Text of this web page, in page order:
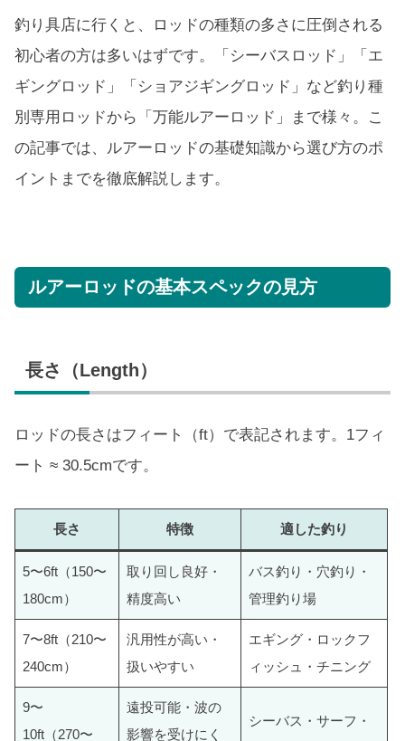
釣り具店に行くと、ロッドの種類の多さに圧倒される
初心者の方は多いはずです。「シーバスロッド」「エ
ギングロッド」「ショアジギングロッド」など釣り種
別専用ロッドから「万能ルアーロッド」まで様々。こ
の記事では、ルアーロッドの基礎知識から選び方のポ
イントまでを徹底解説します。
ルアーロッドの基本スペックの見方
長さ（Length）
ロッドの長さはフィート（ft）で表記されます。1フィ
ート ≈ 30.5cmです。
長さ 特徴 適した釣り
5〜6ft（150〜
180cm）
取り回し良好・
精度高い
バス釣り・穴釣り・
管理釣り場
7〜8ft（210〜
240cm）
汎用性が高い・
扱いやすい
エギング・ロックフ
ィッシュ・チニング
9〜
10ft（270〜
遠投可能・波の
影響を受けにく
シーバス・サーフ・